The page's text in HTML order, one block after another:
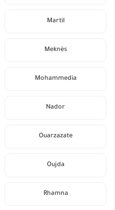
Martil
Meknès
Mohammedia
Nador
Ouarzazate
Oujda
Rhamna